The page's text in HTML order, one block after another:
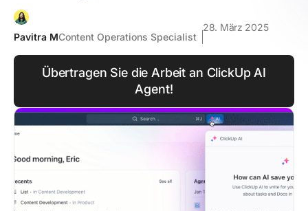
Pavitra MContent Operations Specialist
28. März 2025
Übertragen Sie die Arbeit an ClickUp AI
Agent!